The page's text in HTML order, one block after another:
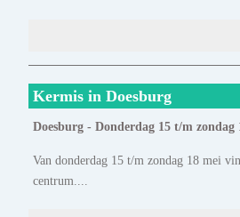
Kermis in Doesburg
Doesburg - Donderdag 15 t/m zondag
Van donderdag 15 t/m zondag 18 mei
centrum....